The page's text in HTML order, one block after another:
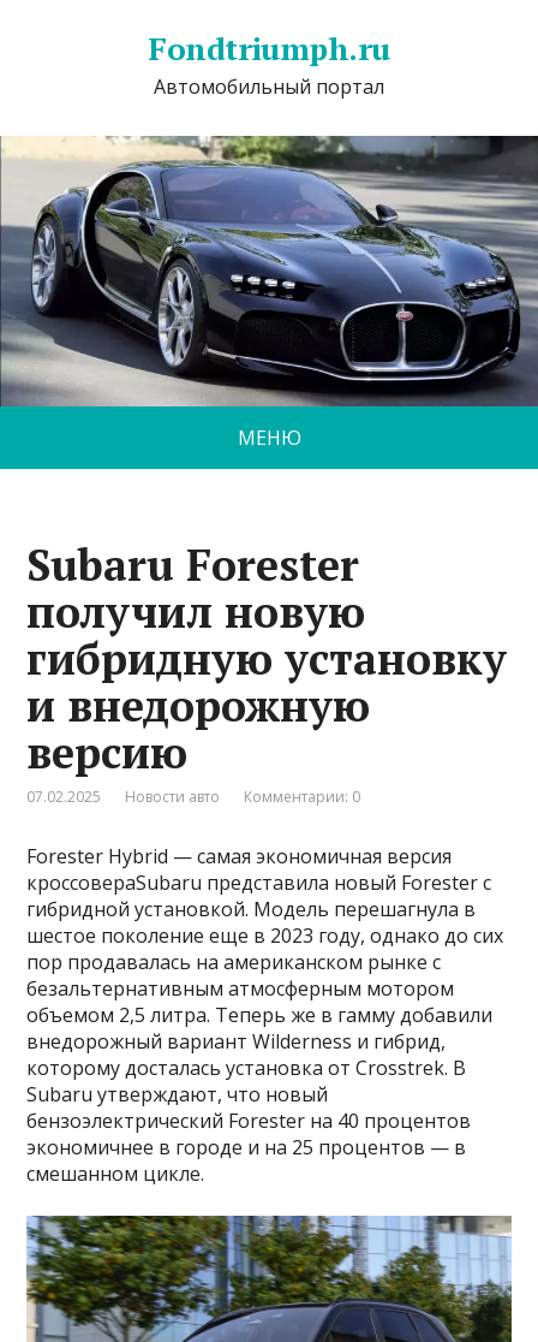
Fondtriumph.ru
Автомобильный портал
МЕНЮ
Subaru Forester
получил новую
гибридную установку
и внедорожную
версию
07.02.2025 Новости авто Комментарии: 0
Forester Hybrid — самая экономичная версия
кроссовераSubaru представила новый Forester с
гибридной установкой. Модель перешагнула в
шестое поколение еще в 2023 году, однако до сих
пор продавалась на американском рынке с
безальтернативным атмосферным мотором
объемом 2,5 литра. Теперь же в гамму добавили
внедорожный вариант Wilderness и гибрид,
которому досталась установка от Crosstrek. В
Subaru утверждают, что новый
бензоэлектрический Forester на 40 процентов
экономичнее в городе и на 25 процентов — в
смешанном цикле.